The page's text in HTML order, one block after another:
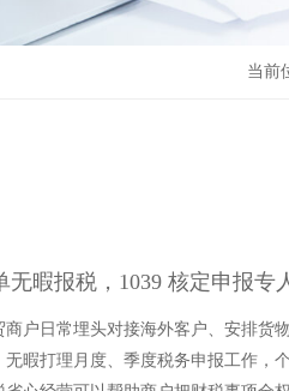
当前
无暇报税，1039 核定申报专
户日常埋头对接海外客户、安排货
暇打理月度、季度税务申报工作，